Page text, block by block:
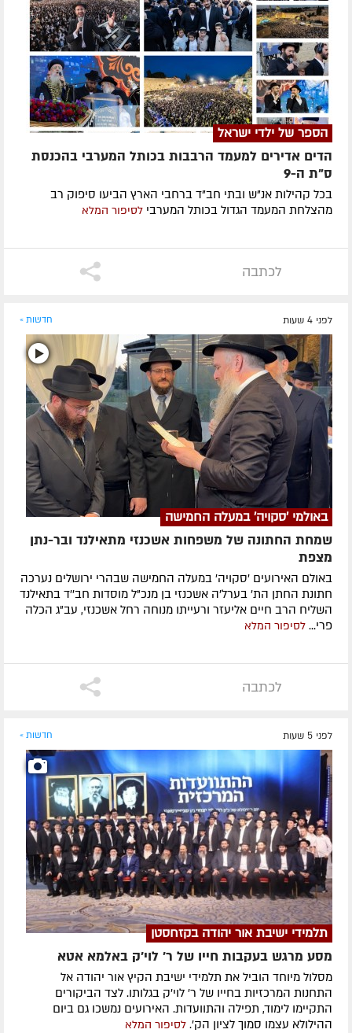
הספר של ילדי ישראל
הדים אדירים למעמד הרבבות בכותל המערבי בהכנסת
ס"ת ה-9
בכל קהילות אנ"ש ובתי חב"ד ברחבי הארץ הביעו סיפוק רב
מהצלחת המעמד הגדול בכותל המערבי לסיפור המלא
לכתבה
לפני 4 שעות חדשות »
באולמי 'סקויה' במעלה החמישה
שמחת החתונה של משפחות אשכנזי מתאילנד ובר-נתן
מצפת
באולם האירועים 'סקויה' במעלה החמישה שבהרי ירושלים נערכה
חתונת החתן הת' בערל'ה אשכנזי בן מנכ"ל מוסדות חב''ד בתאילנד
השליח הרב חיים אליעזר ורעייתו מנוחה רחל אשכנזי, עב"ג הכלה
פרי... לסיפור המלא
לכתבה
לפני 5 שעות חדשות »
תלמידי ישיבת אור יהודה בקזחסטן
מסע מרגש בעקבות חייו של ר' לוי'ק באלמא אטא
מסלול מיוחד הוביל את תלמידי ישיבת הקיץ אור יהודה אל
התחנות המרכזיות בחייו של ר' לוי'ק בגלותו. לצד הביקורים
התקיימו לימוד, תפילה והתוועדות. האירועים נמשכו גם ביום
ההילולא עצמו סמוך לציון הק'. לסיפור המלא